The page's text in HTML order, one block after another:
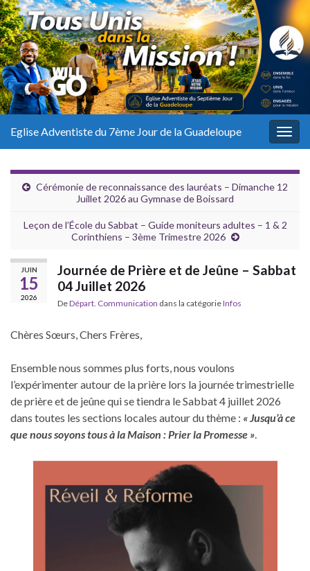
Eglise Adventiste du 7ème Jour de la Guadeloupe
Cérémonie de reconnaissance des lauréats – Dimanche 12
Juillet 2026 au Gymnase de Boissard
Leçon de l’École du Sabbat – Guide moniteurs adultes – 1 & 2
Corinthiens – 3ème Trimestre 2026
JUIN
15
2026
Journée de Prière et de Jeûne – Sabbat
04 Juillet 2026
DeDépart. Communication dans la catégorieInfos
Chères Sœurs, Chers Frères,
Ensemble nous sommes plus forts, nous voulons
l’expérimenter autour de la prière lors la journée trimestrielle
de prière et de jeûne qui se tiendra le Sabbat 4 juillet 2026
dans toutes les sections locales autour du thème : « Jusqu’à ce
que nous soyons tous à la Maison : Prier la Promesse ».